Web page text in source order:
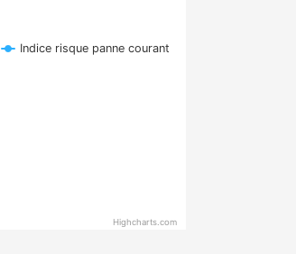
Indice risque panne courant
Highcharts.com